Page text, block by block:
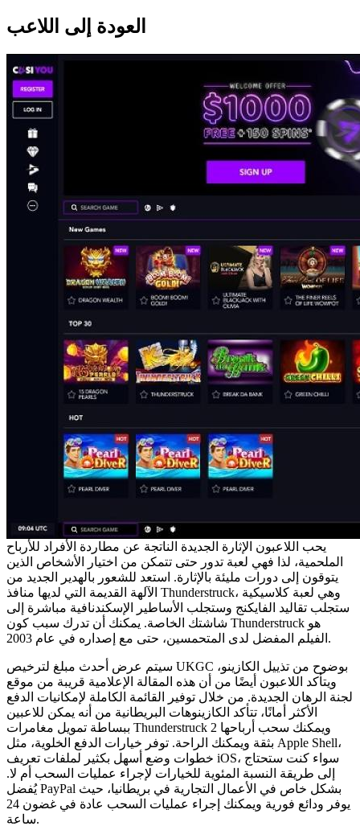
العودة إلى اللاعب
يحب اللاعبون الإثارة الجديدة الناتجة عن مطاردة الأفراد للأرباح
الملحمية، لذا فهي لعبة تدور حتى تتمكن من اختيار الأشخاص الذين
يتوقون إلى دورات مليئة بالإثارة. استعد للشعور بالهدير الجديد من
الآلهة القديمة التي لديها منافذ Thunderstruck، وهي لعبة كلاسيكية
ستجلب تقاليد الفايكنج وستجلب الأساطير الإسكندنافية مباشرة إلى
شاشتك الخاصة. يمكنك أن تدرك سبب كون Thunderstruck هو
الفيلم المفضل لدى المتحمسين، حتى مع إصداره في عام 2003.
سيتم عرض أحدث مبلغ لترخيص UKGC بوضوح من تذييل الكازينو،
ويتأكد اللاعبون أيضًا من أن هذه المقالة الإعلامية قريبة من موقع
لجنة الرهان الجديدة. من خلال توفير القائمة الكاملة لإمكانيات الدفع
الأكثر أمانًا، تتأكد الكازينوهات البريطانية من أنه يمكن للاعبين
ببساطة تمويل مغامرات Thunderstruck 2 ويمكنك سحب أرباحها
بثقة ويمكنك الراحة. توفر خيارات الدفع الخلوية، مثل Apple Shell،
خطوات وضع أسهل بكثير لملفات تعريف iOS، سواء كنت ستحتاج
إلى طريقة النسبة المئوية للخيارات لإجراء عمليات السحب أم لا.
يُفضل PayPal بشكل خاص في الأعمال التجارية في بريطانيا، حيث
يوفر ودائع فورية ويمكنك إجراء عمليات السحب عادة في غضون 24
ساعة.